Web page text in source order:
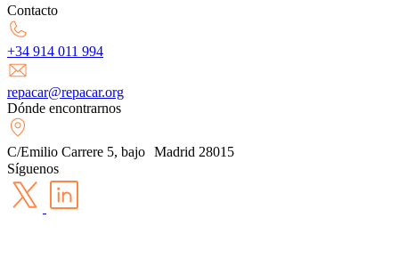
Contacto
+34 914 011 994
repacar@repacar.org
Dónde encontrarnos
C/Emilio Carrere 5, bajo Madrid 28015
Síguenos